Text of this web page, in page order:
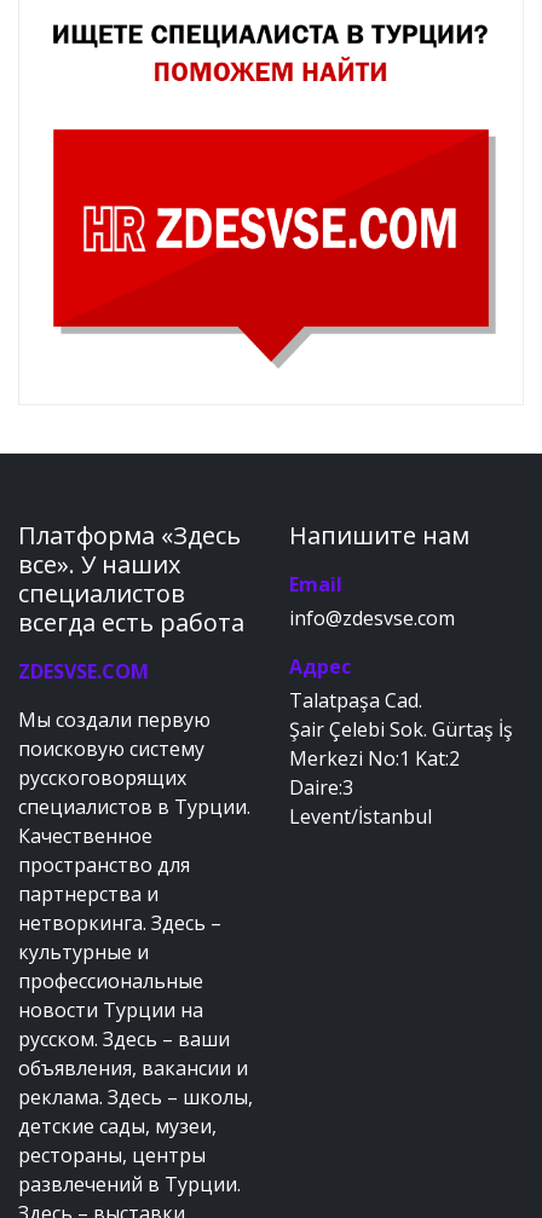
Платформа «Здесь
все». У наших
специалистов
всегда есть работа
ZDESVSE.COM
Мы создали первую
поисковую систему
русскоговорящих
специалистов в Турции.
Качественное
пространство для
партнерства и
нетворкинга. Здесь –
культурные и
профессиональные
новости Турции на
русском. Здесь – ваши
объявления, вакансии и
реклама. Здесь – школы,
детские сады, музеи,
рестораны, центры
развлечений в Турции.
Напишите нам
Email
info@zdesvse.com
Адрес
Talatpaşa Cad.
Şair Çelebi Sok. Gürtaş İş
Merkezi No:1 Kat:2
Daire:3
Levent/İstanbul